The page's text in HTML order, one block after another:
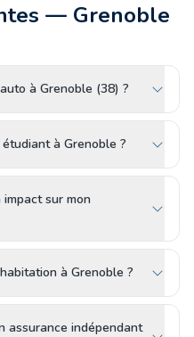
— Grenoble
à Grenoble (38) ?
à Grenoble ?
sur mon
à Grenoble ?
assurance indépendant